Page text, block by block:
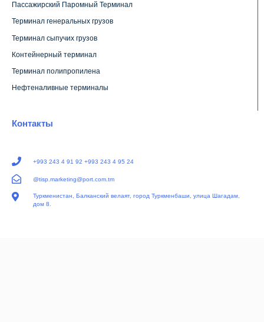
Пассажирский Паромный Терминал
Терминал генеральных грузов
Терминал сыпучих грузов
Контейнерный терминал
Терминал полипропилена
Нефтеналивные терминалы
Контакты
+993 243 4 91 92 +993 243 4 95 24
@tisp.marketing@port.com.tm
Туркменистан, Балканский велаят, город Туркменбаши, улица Шагадам,
дом 8.